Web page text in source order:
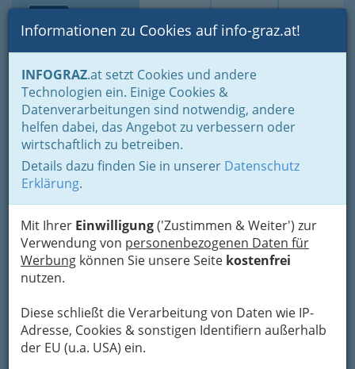
Suche Login Toggle
Informationen zu Cookies auf info-graz.at!
INFOGRAZ.at setzt Cookies und andere
Technologien ein. Einige Cookies &
Datenverarbeitungen sind notwendig, andere
helfen dabei, das Angebot zu verbessern oder
wirtschaftlich zu betreiben.
Details dazu finden Sie in unserer Datenschutz
Erklärung.
Mit Ihrer Einwilligung('Zustimmen & Weiter') zur
Verwendung von personenbezogenen Daten für
Werbung können Sie unsere Seite kostenfrei
nutzen.
Diese schließt die Verarbeitung von Daten wie IP-
Adresse, Cookies & sonstigen Identifiern außerhalb
der EU (u.a. USA) ein.
Home Lifestyle
Feste feiern
Der schönste Tag im Leben für viele
Planung erspart Ärger und Stress vor dem Heiraten
Konditoren - Zuckerbäcker
Albin Sorger "zum
Weinrebenbäcker" GmbH &
Co KG Josef-Pongratz-Platz
Josef-Pongratz-Platz 1, 8010 Graz
+43 316 586 125 - 0
+43 316 586 125 - 96
Karte